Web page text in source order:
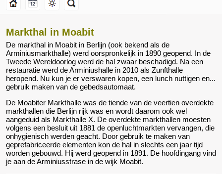
Markthal in Moabit
De markthal in Moabit in Berlijn (ook bekend als de
Arminiusmarkthalle) werd oorspronkelijk in 1890 geopend. In de
Tweede Wereldoorlog werd de hal zwaar beschadigd. Na een
restauratie werd de Arminiushalle in 2010 als Zunfthalle
heropend. Nu kun je er verswaren kopen, een lunch nuttigen en...
gebruik maken van de gebedsautomaat.
De Moabiter Markthalle was de tiende van de veertien overdekte
markthallen die Berlijn rijk was en wordt daarom ook wel
aangeduid als Markthalle X. De overdekte markthallen moesten
volgens een besluit uit 1881 de openluchtmarkten vervangen, die
onhygienisch werden geacht. Door gebruik te maken van
geprefabriceerde elementen kon de hal in slechts een jaar tijd
worden gebouwd. Hij werd geopend in 1891. De hoofdingang vind
je aan de Arminiusstrase in de wijk Moabit.